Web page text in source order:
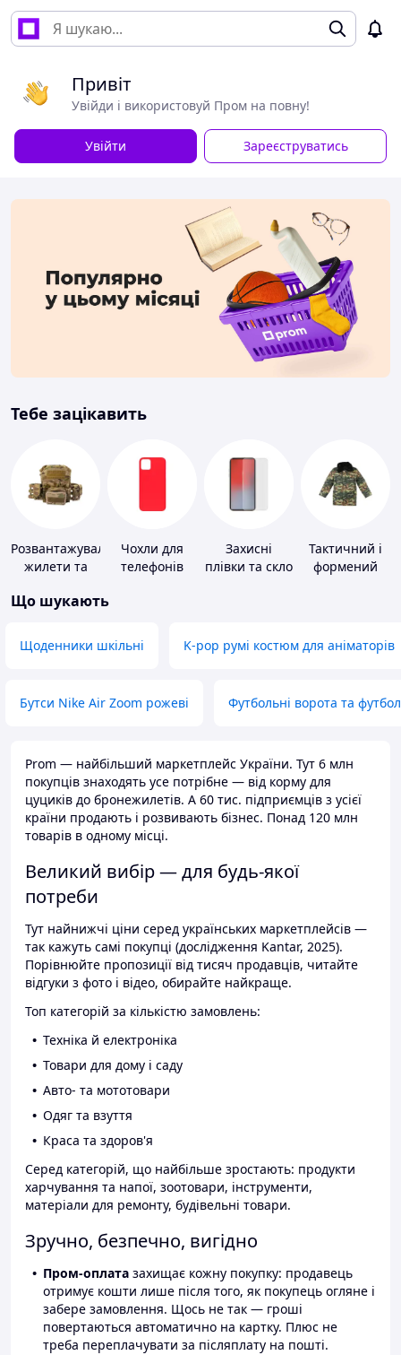
Привіт
Увійди і використовуй Пром на повну!
Увійти Зареєструватись
Тебе зацікавить
Розвантажувальні
жилети та
без плит
Чохли для
телефонів
Захисні
плівки та скло
Тактичний і
формений
Що шукають
Щоденники шкільні K-pop румі костюм для аніматорів
Бутси Nike Air Zoom рожеві Футбольні ворота та
Prom — найбільший маркетплейс України. Тут 6 млн
покупців знаходять усе потрібне — від корму для
цуциків до бронежилетів. А 60 тис. підприємців з усієї
країни продають і розвивають бізнес. Понад 120 млн
товарів в одному місці.
Великий вибір — для будь-якої
потреби
Тут найнижчі ціни серед українських маркетплейсів —
так кажуть самі покупці (дослідження Kantar, 2025).
Порівнюйте пропозиції від тисяч продавців, читайте
відгуки з фото і відео, обирайте найкраще.
Топ категорій за кількістю замовлень:
Техніка й електроніка
Товари для дому і саду
Авто- та мототовари
Одяг та взуття
Краса та здоров'я
Серед категорій, що найбільше зростають: продукти
харчування та напої, зоотовари, інструменти,
матеріали для ремонту, будівельні товари.
Зручно, безпечно, вигідно
Пром-оплата захищає кожну покупку: продавець
отримує кошти лише після того, як покупець огляне і
забере замовлення. Щось не так — гроші
повертаються автоматично на картку. Плюс не
треба переплачувати за післяплату на пошті.